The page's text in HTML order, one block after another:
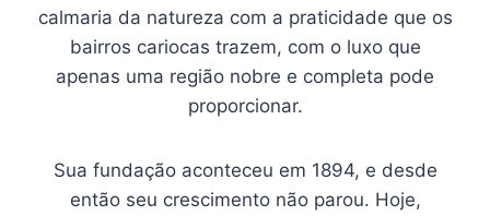
calmaria da natureza com a praticidade que os
bairros cariocas trazem, com o luxo que
apenas uma região nobre e completa pode
proporcionar.
Sua fundação aconteceu em 1894, e desde
então seu crescimento não parou. Hoje,